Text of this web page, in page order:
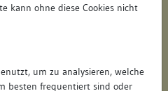
kann ohne diese Cookies nicht
um zu analysieren, welche
besten frequentiert sind oder
Als PDF herunterladen:
Schulstraße